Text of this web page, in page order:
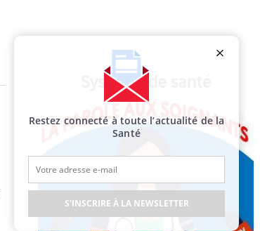
Restez connecté à toute l’actualité de la
Santé
S'INSCRIRE À LA NEWSLETTER